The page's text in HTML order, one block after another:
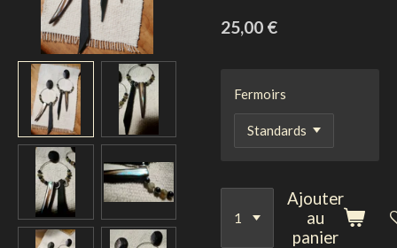
25,00 €
Fermoirs
Ajouter
au
panier